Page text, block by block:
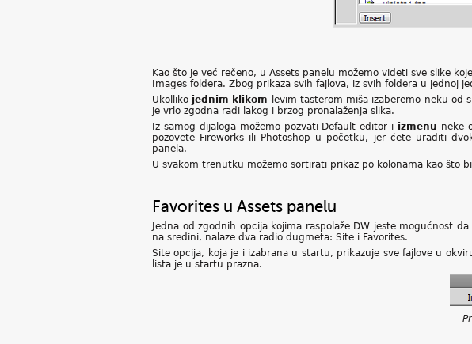
Kao što je već rečeno, u Assets panelu možemo videti sve slike
Images foldera. Zbog prikaza svih fajlova, iz svih foldera u jednoj
Ukolliko jednim klikom levim tasterom miša izaberemo neku od
je vrlo zgodna radi lakog i brzog pronalaženja slika.
Iz samog dijaloga možemo pozvati Default editor i izmenu neke
pozovete Fireworks ili Photoshop u početku, jer ćete uraditi
panela.
U svakom trenutku možemo sortirati prikaz po kolonama kao što
Favorites u Assets panelu
Jedna od zgodnih opcija kojima raspolaže DW jeste mogućnost
na sredini, nalaze dva radio dugmeta: Site i Favorites.
Site opcija, koja je i izabrana u startu, prikazuje sve fajlove u
lista je u startu prazna.